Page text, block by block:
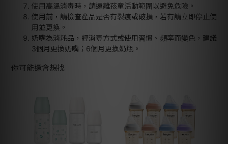
使用高溫消毒時，請遠離孩童活動範圍以避免危險。
使用前，請檢查產品是否有裂痕或破損，若有請立即停止使
用並更換。
奶嘴為消耗品，經消毒方式或使用習慣、頻率而變色，建議
3個月更換奶嘴；6個月更換奶瓶。
你可能還會想找